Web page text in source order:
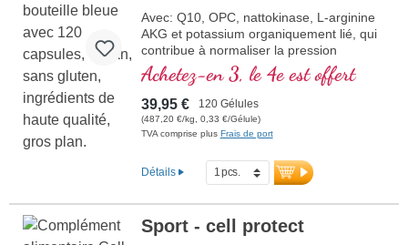
Avec: Q10, OPC, nattokinase, L-arginine
AKG et potassium organiquement lié, qui
contribue à normaliser la pression
sanguine.
Achetez-en 3, le 4e est offert
39,95 € 120 Gélules
(487,20 €/kg, 0,33 €/Gélule)
TVA comprise plus Frais de port
Détails
Sport - cell protect